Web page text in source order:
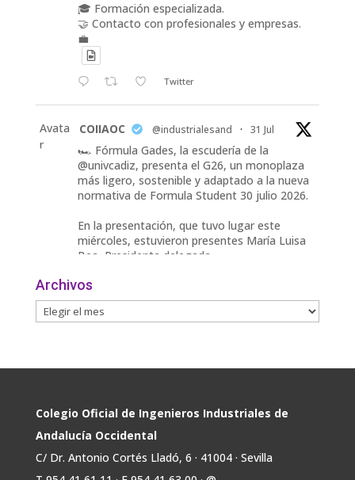
🎓 Formación especializada.
🤝 Contacto con profesionales y empresas.
💼
Twitter
Avata
r
COIIAOC @industrialesand · 31 Jul
🏎️ Fórmula Gades, la escudería de la
@univcadiz, presenta el G26, un monoplaza
más ligero, sostenible y adaptado a la nueva
normativa de Formula Student 30 julio 2026.
En la presentación, que tuvo lugar este
miércoles, estuvieron presentes María Luisa
Bea, Presidenta delegada
Twitter
📢ℹ️ El Gobierno acelera la electrificación
2030 para infraestructuras que permitan la
conexión de vivienda, industria y transporte
electrificado.
Estas medidas se encuentran en la dirección
Archivos
Colegio Oficial de Ingenieros Industriales de
Andalucía Occidental
C/ Dr. Antonio Cortés Lladó, 6 · 41004 · Sevilla